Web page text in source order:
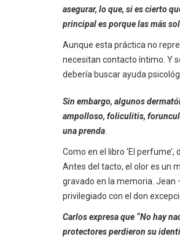
asegurar, lo que, si es cierto
principal es porque las más
Aunque esta práctica no
necesitan contacto íntimo. Y
debería buscar ayuda
Sin embargo, algunos
ampolloso, foliculitis,
una prenda
Como en el libro ‘El
Antes del tacto, el olor es un
gravado en la memoria. Jean
privilegiado con el don
Carlos expresa que “No hay
protectores perdieron su